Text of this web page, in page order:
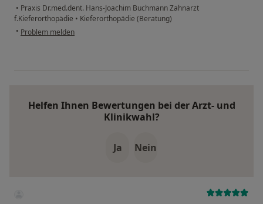
• Praxis Dr.med.dent. Hans-Joachim Buchmann Zahnarzt
f.Kieferorthopädie • Kieferorthopädie (Beratung)
• Problem melden
Helfen Ihnen Bewertungen bei der Arzt- und
Klinikwahl?
Ja Nein